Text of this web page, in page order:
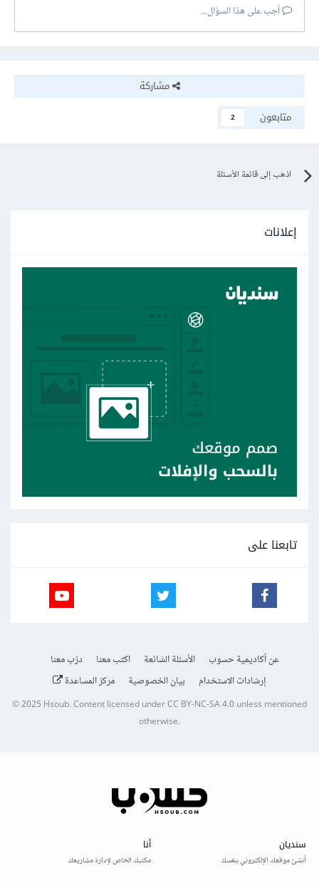
أجب على هذا السؤال...
مشاركة
متابعون
2
اذهب إلى قائمة الأسئلة
إعلانات
تابعنا على
عن أكاديمية حسوب الأسئلة الشائعة اكتب معنا
درّب معنا
إرشادات الاستخدام
بيان الخصوصية مركز المساعدة
© 2025Hsoub.Content licensed underCC BY-NC-SA 4.0unless mentioned
otherwise.